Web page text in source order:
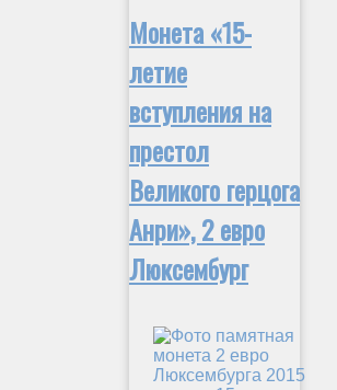
Монета «15-
летие
вступления на
престол
Великого герцога
Анри», 2 евро
Люксембург